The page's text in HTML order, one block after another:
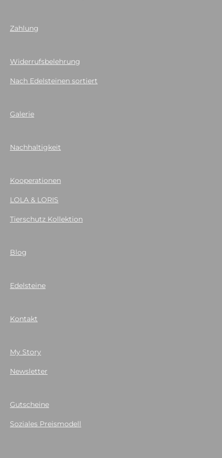
Zahlung
Widerrufsbelehrung
Nach Edelsteinen sortiert
Galerie
Nachhaltigkeit
Kooperationen
LOLA & LORIS
Tierschutz Kollektion
Blog
Edelsteine
Kontakt
My Story
Newsletter
Gutscheine
Soziales Preismodell